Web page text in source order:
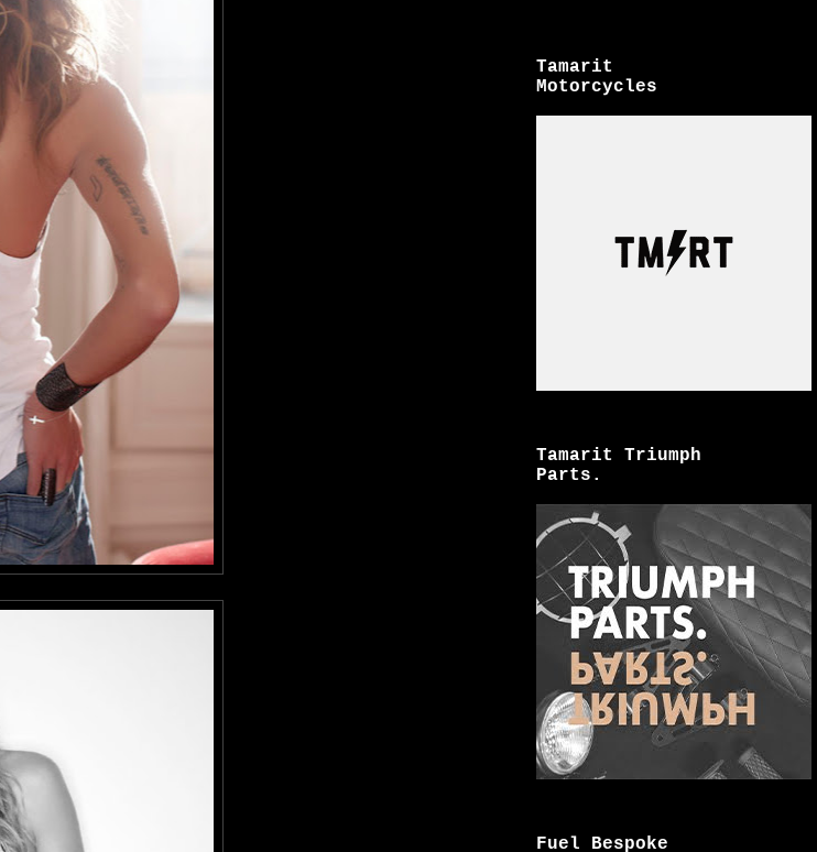
Tamarit
Motorcycles
Tamarit Triumph
Parts.
Fuel Bespoke